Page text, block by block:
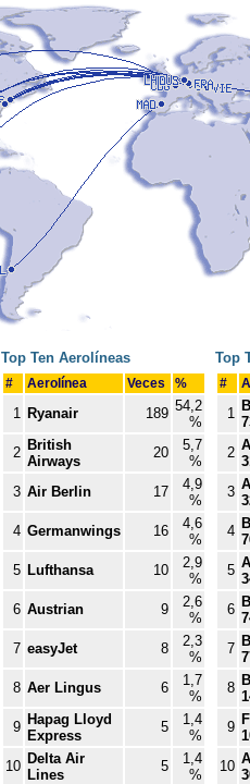
Top Ten Aerolíneas
# Aerolínea Veces %
1 Ryanair 189 54,2
%
2 British
Airways
20
5,7
%
3 Air Berlin 17
4,9
%
4 Germanwings 16
4,6
%
5 Lufthansa 10
2,9
%
6 Austrian 9
2,6
%
7 easyJet 8
2,3
%
8 Aer Lingus 6
1,7
%
9 Hapag Lloyd
Express
5
1,4
%
10 Delta Air
Lines
5
1,4
%
Top
#
1
2
3
4
5
6
7
8
9
10